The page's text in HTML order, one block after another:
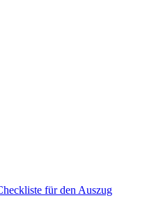
für den Auszug